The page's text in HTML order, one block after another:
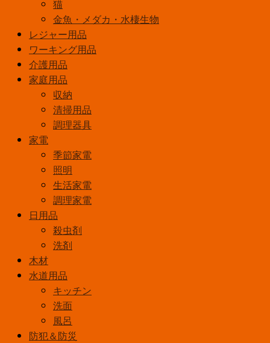
ﾙ
ｰ
個
猫
金魚・メダカ・水棲生物
レジャー用品
ワーキング用品
介護用品
家庭用品
収納
清掃用品
調理器具
家電
季節家電
照明
生活家電
調理家電
日用品
殺虫剤
洗剤
木材
水道用品
キッチン
洗面
風呂
防犯＆防災